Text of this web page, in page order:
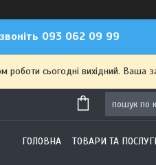
093 062 09 99
роботи сьогодні вихідний.
ГОЛОВНА ТОВАРИ ТА